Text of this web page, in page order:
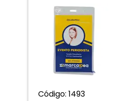
Código: 1493